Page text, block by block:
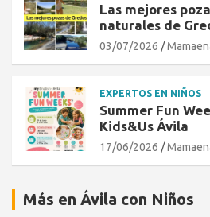
Las mejores
naturales de
03/07/2026
EXPERTOS EN NIÑOS
Summer Fun
Kids&Us Ávila
17/06/2026
Más en Ávila con Niños